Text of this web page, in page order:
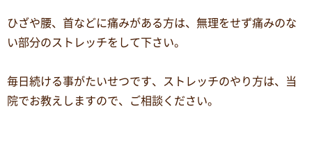
ひざや腰、首などに痛みがある方は、無理をせず痛みのな
い部分のストレッチをして下さい。
毎日続ける事がたいせつです、ストレッチのやり方は、当
院でお教えしますので、ご相談ください。